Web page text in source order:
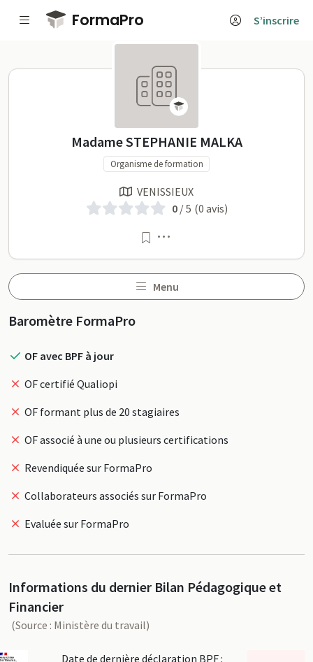
Passer au contenu principal
FormaPro S’inscrire
Madame STEPHANIE
Madame STEPHANIE MALKA
Organisme de formation
VENISSIEUX
0/ 5 (0 avis)
Menu
Profil
Baromètre FormaPro
OF avec BPF à jour
OF certifié Qualiopi
OF formant plus de 20 stagiaires
OF associé à une ou plusieurs certifications
Revendiquée sur FormaPro
Collaborateurs associés sur FormaPro
Evaluée sur FormaPro
Informations du dernier Bilan Pédagogique et
Financier
(Source : Ministère du travail)
Date de dernière déclaration BPF :